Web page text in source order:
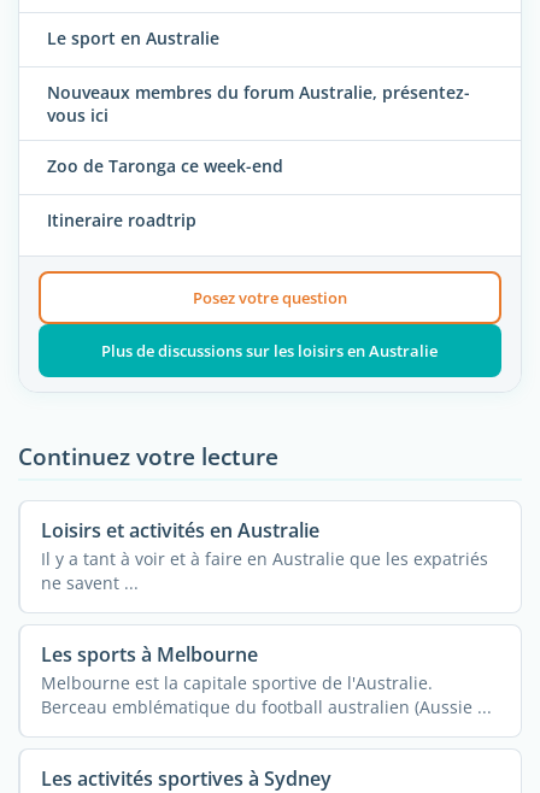
Le sport en Australie
Nouveaux membres du forum Australie, présentez-
vous ici
Zoo de Taronga ce week-end
Itineraire roadtrip
Posez votre question
Plus de discussions sur les loisirs en Australie
Continuez votre lecture
Loisirs et activités en Australie
Il y a tant à voir et à faire en Australie que les expatriés
ne savent ...
Les sports à Melbourne
Melbourne est la capitale sportive de l'Australie.
Berceau emblématique du football australien (Aussie ...
Les activités sportives à Sydney